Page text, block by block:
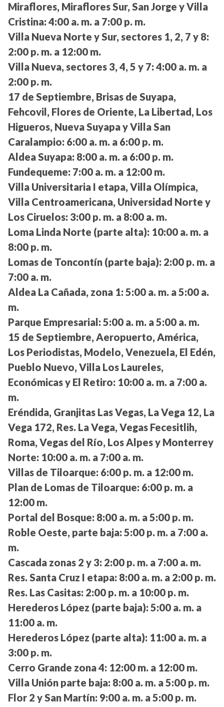
Miraflores, Miraflores Sur, San Jorge y Villa
Cristina: 4:00 a. m. a 7:00 p. m.
Villa Nueva Norte y Sur, sectores 1, 2, 7 y 8:
2:00 p. m. a 12:00 m.
Villa Nueva, sectores 3, 4, 5 y 7: 4:00 a. m. a
2:00 p. m.
17 de Septiembre, Brisas de Suyapa,
Fehcovil, Flores de Oriente, La Libertad, Los
Higueros, Nueva Suyapa y Villa San
Caralampio: 6:00 a. m. a 6:00 p. m.
Aldea Suyapa: 8:00 a. m. a 6:00 p. m.
Fundequeme: 7:00 a. m. a 12:00 m.
Villa Universitaria I etapa, Villa Olímpica,
Villa Centroamericana, Universidad Norte y
Los Ciruelos: 3:00 p. m. a 8:00 a. m.
Loma Linda Norte (parte alta): 10:00 a. m. a
8:00 p. m.
Lomas de Toncontín (parte baja): 2:00 p. m. a
7:00 a. m.
Aldea La Cañada, zona 1: 5:00 a. m. a 5:00 a.
m.
Parque Empresarial: 5:00 a. m. a 5:00 a. m.
15 de Septiembre, Aeropuerto, América,
Los Periodistas, Modelo, Venezuela, El Edén,
Pueblo Nuevo, Villa Los Laureles,
Económicas y El Retiro: 10:00 a. m. a 7:00 a.
m.
Eréndida, Granjitas Las Vegas, La Vega 12, La
Vega 172, Res. La Vega, Vegas Fecesitlih,
Roma, Vegas del Río, Los Alpes y Monterrey
Norte: 10:00 a. m. a 7:00 a. m.
Villas de Tiloarque: 6:00 p. m. a 12:00 m.
Plan de Lomas de Tiloarque: 6:00 p. m. a
12:00 m.
Portal del Bosque: 8:00 a. m. a 5:00 p. m.
Roble Oeste, parte baja: 5:00 p. m. a 7:00 a.
m.
Cascada zonas 2 y 3: 2:00 p. m. a 7:00 a. m.
Res. Santa Cruz I etapa: 8:00 a. m. a 2:00 p. m.
Res. Las Casitas: 2:00 p. m. a 10:00 p. m.
Herederos López (parte baja): 5:00 a. m. a
11:00 a. m.
Herederos López (parte alta): 11:00 a. m. a
3:00 p. m.
Cerro Grande zona 4: 12:00 m. a 12:00 m.
Villa Unión parte baja: 8:00 a. m. a 5:00 p. m.
Flor 2 y San Martín: 9:00 a. m. a 5:00 p. m.